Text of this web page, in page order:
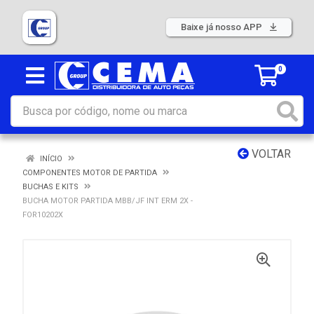
Baixe já nosso APP
0
VOLTAR
INÍCIO
COMPONENTES MOTOR DE PARTIDA
BUCHAS E KITS
BUCHA MOTOR PARTIDA MBB/JF INT ERM 2X -
FOR10202X